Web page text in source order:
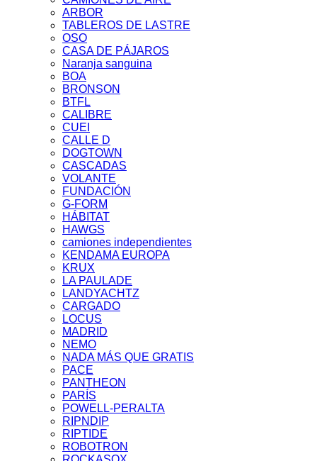
ARBOR
TABLEROS DE LASTRE
OSO
CASA DE PÁJAROS
Naranja sanguina
BOA
BRONSON
BTFL
CALIBRE
CUEI
CALLE D
DOGTOWN
CASCADAS
VOLANTE
FUNDACIÓN
G-FORM
HÁBITAT
HAWGS
camiones independientes
KENDAMA EUROPA
KRUX
LA PAULADE
LANDYACHTZ
CARGADO
LOCUS
MADRID
NEMO
NADA MÁS QUE GRATIS
PACE
PANTHEON
PARÍS
POWELL-PERALTA
RIPNDIP
RIPTIDE
ROBOTRON